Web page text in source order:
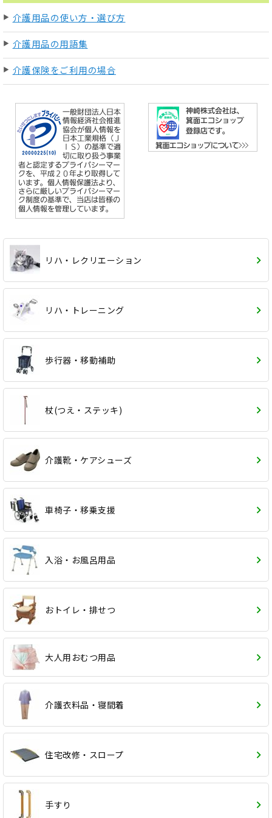
介護用品の使い方・選び方
介護用品の用語集
介護保険をご利用の場合
リハ・レクリエーション
リハ・トレーニング
歩行器・移動補助
杖(つえ・ステッキ)
介護靴・ケアシューズ
車椅子・移乗支援
入浴・お風呂用品
おトイレ・排せつ
大人用おむつ用品
介護衣料品・寝間着
住宅改修・スロープ
手すり